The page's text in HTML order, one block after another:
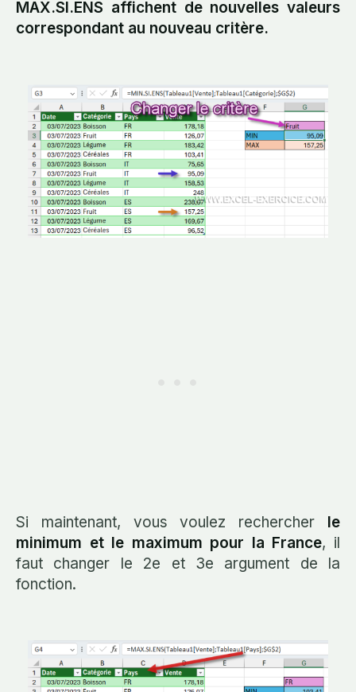
MAX.SI.ENS affichent de nouvelles valeurs
correspondant au nouveau critère.
Si maintenant, vous voulez rechercher le
minimum et le maximum pour la France, il
faut changer le 2e et 3e argument de la
fonction.